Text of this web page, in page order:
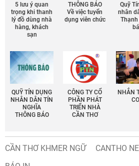
5 lưu ý quan
trọng khi thanh
lý đồ dùng nhà
hàng, khách
sạn
THÔNG BÁO
Về việc tuyển
dụng viên chức
Quỹ
nhân
QUỸ TÍN DỤNG
NHÂN DÂN TÍN
NGHĨA
THÔNG BÁO
CÔNG TY CỔ
PHẦN PHÁT
TRIỂN NHÀ
CẦN THƠ
NHẮN
CẦN THƠ KHMER NGỮ CANTHO